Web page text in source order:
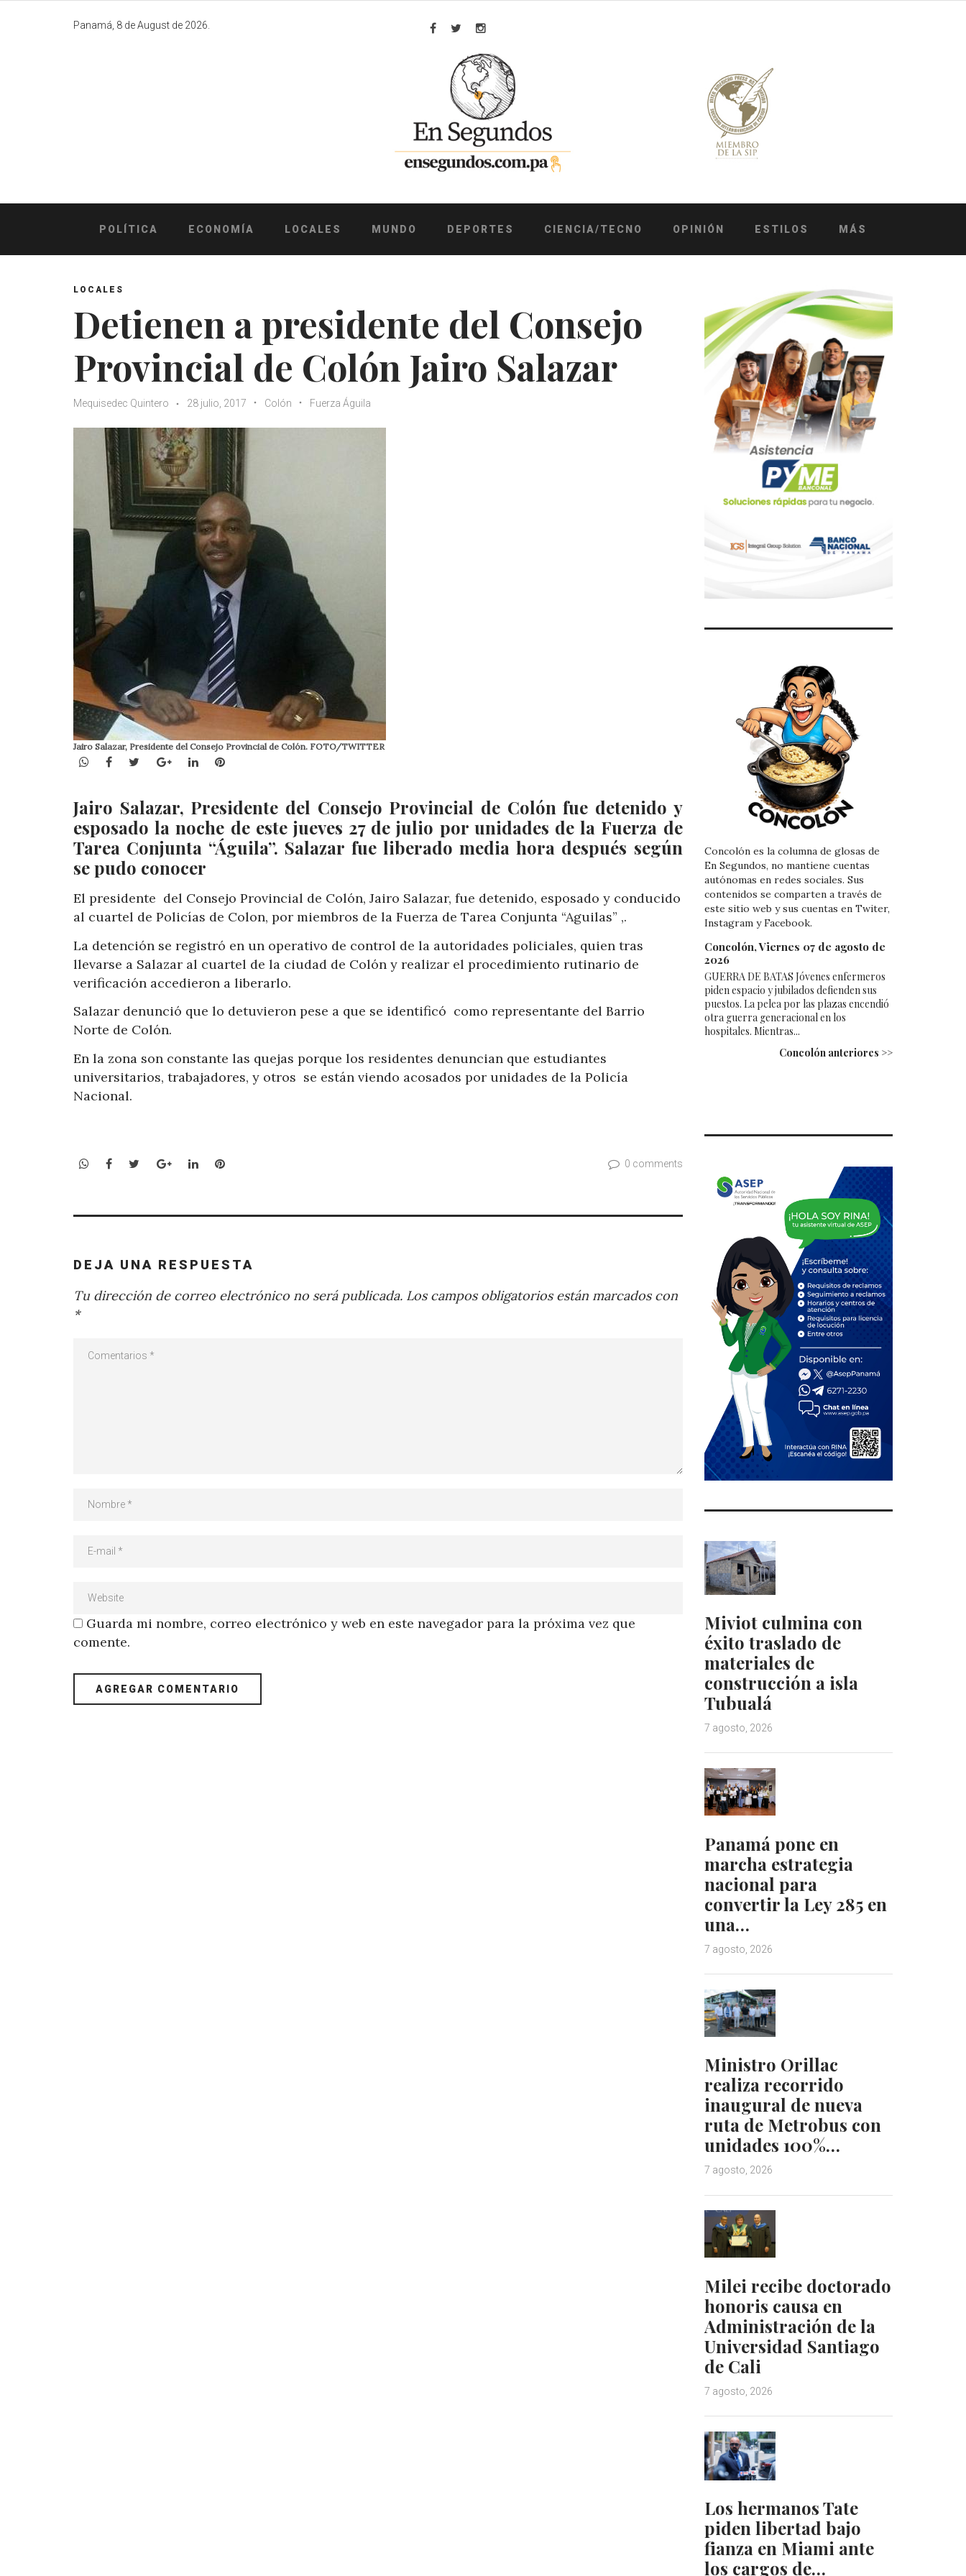
Panamá, 8 de August de 2026.
Facebook
TwitterInstagram
POLÍTICA ECONOMÍA LOCALES MUNDO DEPORTES CIENCIA/TECNO OPINIÓN ESTILOS MÁS
LOCALES
Detienen a presidente del Consejo
Provincial de Colón Jairo Salazar
Mequisedec Quintero 28 julio, 2017 Colón Fuerza Águila
Jairo Salazar, Presidente del Consejo Provincial de Colón. FOTO/TWITTER
WhatsApp
Facebook
TwitterGoogle+LinkedInPinterest
Jairo Salazar, Presidente del Consejo Provincial de Colón fue detenido y
esposado la noche de este jueves 27 de julio por unidades de la Fuerza de
Tarea Conjunta “Águila”. Salazar fue liberado media hora después según
se pudo conocer
El presidente del Consejo Provincial de Colón, Jairo Salazar, fue detenido, esposado y conducido
al cuartel de Policías de Colon, por miembros de la Fuerza de Tarea Conjunta “Aguilas” ,.
La detención se registró en un operativo de control de la autoridades policiales, quien tras
llevarse a Salazar al cuartel de la ciudad de Colón y realizar el procedimiento rutinario de
verificación accedieron a liberarlo.
Salazar denunció que lo detuvieron pese a que se identificó como representante del Barrio
Norte de Colón.
En la zona son constante las quejas porque los residentes denuncian que estudiantes
universitarios, trabajadores, y otros se están viendo acosados por unidades de la Policía
Nacional.
WhatsApp
Facebook
TwitterGoogle+LinkedInPinterest 0 comments
DEJA UNA RESPUESTA
Tu dirección de correo electrónico no será publicada. Los campos obligatorios están marcados con
*
Guarda mi nombre, correo electrónico y web en este navegador para la próxima vez que
comente.
Concolón es la columna de glosas de
En Segundos, no mantiene cuentas
autónomas en redes sociales. Sus
contenidos se comparten a través de
este sitio web y sus cuentas en Twiter,
Instagram y Facebook.
Concolón, Viernes 07 de agosto de
2026
GUERRA DE BATAS Jóvenes enfermeros
piden espacio y jubilados defienden sus
puestos. La pelea por las plazas encendió
otra guerra generacional en los
hospitales. Mientras...
Concolón anteriores >>
Miviot culmina con
éxito traslado de
materiales de
construcción a isla
Tubualá
7 agosto, 2026
Panamá pone en
marcha estrategia
nacional para
convertir la Ley 285 en
una…
7 agosto, 2026
Ministro Orillac
realiza recorrido
inaugural de nueva
ruta de Metrobus con
unidades 100%…
7 agosto, 2026
Milei recibe doctorado
honoris causa en
Administración de la
Universidad Santiago
de Cali
7 agosto, 2026
Los hermanos Tate
piden libertad bajo
fianza en Miami ante
los cargos de…